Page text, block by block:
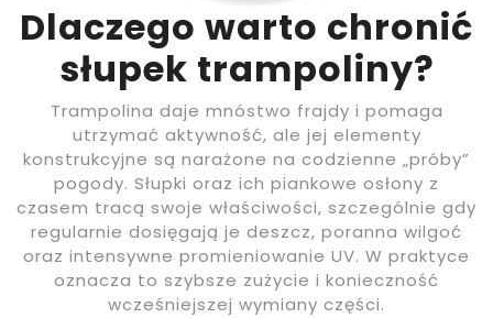
Dlaczego warto chronić
słupek trampoliny?
Trampolina daje mnóstwo frajdy i pomaga
utrzymać aktywność, ale jej elementy
konstrukcyjne są narażone na codzienne „próby”
pogody. Słupki oraz ich piankowe osłony z
czasem tracą swoje właściwości, szczególnie gdy
regularnie dosięgają je deszcz, poranna wilgoć
oraz intensywne promieniowanie UV. W praktyce
oznacza to szybsze zużycie i konieczność
wcześniejszej wymiany części.